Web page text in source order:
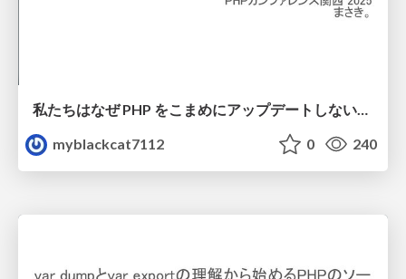
私たちはなぜ PHP をこまめにアップデートしないといけないのか？ 〜攻めと守り、両面から見たバージョンアップの本当の意味〜
myblackcat7112
0 240